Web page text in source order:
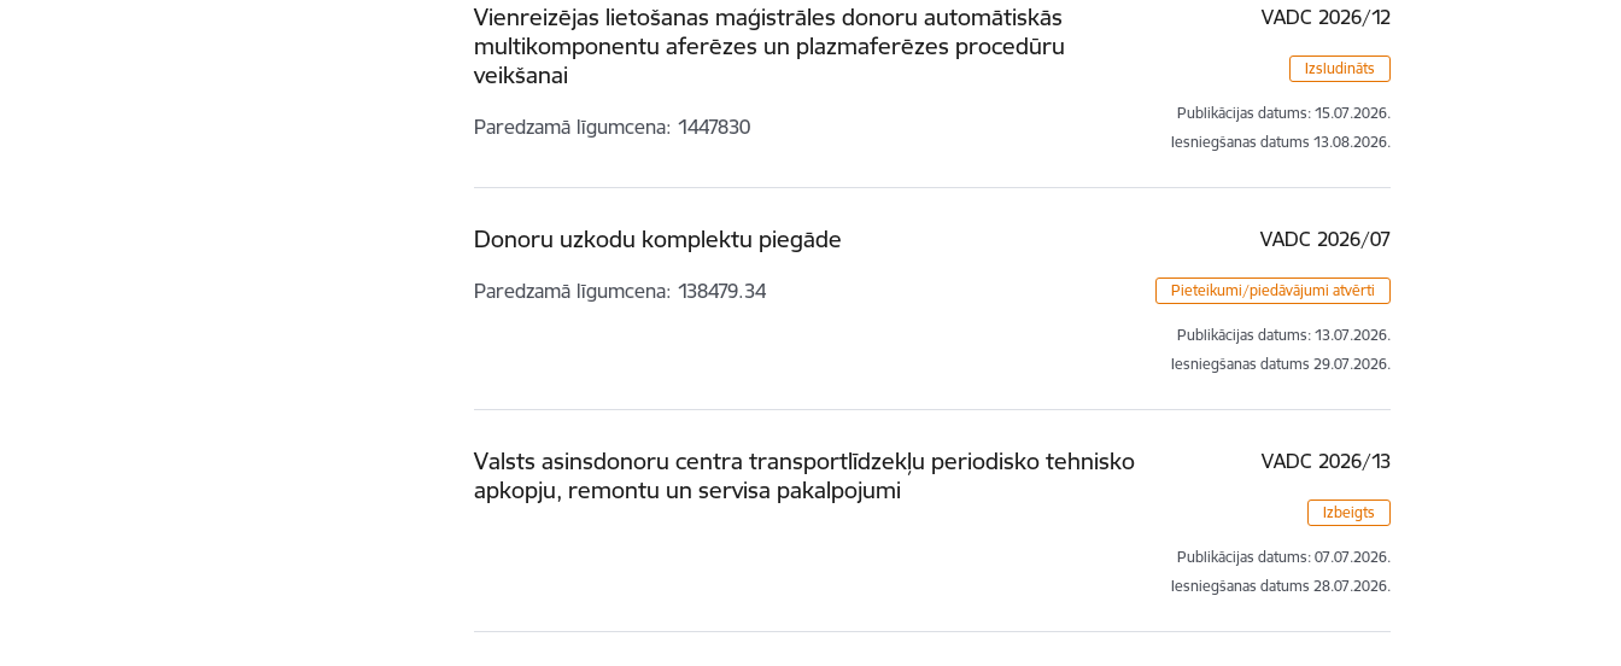
Vienreizējas lietošanas maģistrāles donoru automātiskās
multikomponentu aferēzes un plazmaferēzes procedūru
veikšanai
Paredzamā līgumcena 1447830
VADC 2026/12
Izsludināts
Publikācijas datums: 15.07.2026.
Iesniegšanas datums 13.08.2026.
Donoru uzkodu komplektu piegāde
Paredzamā līgumcena 138479.34
VADC 2026/07
Pieteikumi/piedāvājumi atvērti
Publikācijas datums: 13.07.2026.
Iesniegšanas datums 29.07.2026.
Valsts asinsdonoru centra transportlīdzekļu periodisko tehnisko
apkopju, remontu un servisa pakalpojumi
VADC 2026/13
Izbeigts
Publikācijas datums: 07.07.2026.
Iesniegšanas datums 28.07.2026.